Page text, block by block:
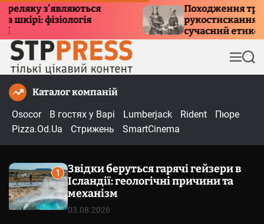
з’являються
фізіологія
Походження традиції
рукостискання:
сучасний етикет
М
е
П
о
Каталог компаній
Osocor
В гостях у Варі Lumberjack Rident
Пюре
Pizza.Od.Ua
Стрижень SmartCinema
1
Звідки беруться гарячі гейзери в
Ісландії: геологічні причини та
механізм
03.08.2026